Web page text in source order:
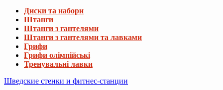
Диски та набори
Штанги
Штанги з гантелями
Штанги з гантелями та лавками
Грифи
Грифи олімпійські
Тренувальні лавки
Шведские стенки и фитнес-станции